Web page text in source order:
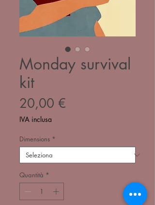
Monday survival
kit
20,00 €
IVA inclusa
Dimensions *
Quantità *